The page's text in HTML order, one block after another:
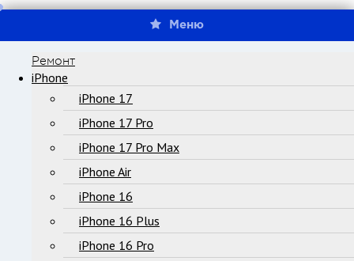
Меню
Ремонт
iPhone
iPhone 17
iPhone 17 Pro
iPhone 17 Pro Max
iPhone Air
iPhone 16
iPhone 16 Plus
iPhone 16 Pro